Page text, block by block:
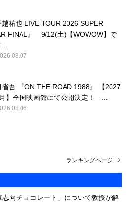
越祐也 LIVE TOUR 2026 SUPER
FINAL』 9/12(土)【WOWOW】で
省吾 『ON THE ROAD 1988』 【2027
】全国映画館にて公開決定！ ...
向チョコレート」について教授が解
ランキングページ